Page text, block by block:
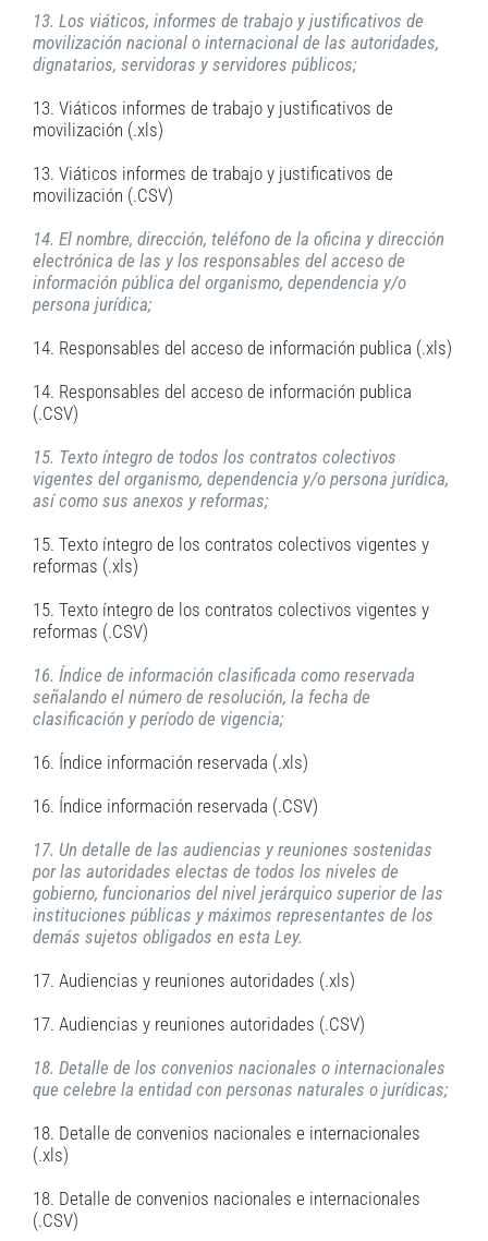
13. Los viáticos, informes de trabajo y justificativos de
movilización nacional o internacional de las autoridades,
dignatarios, servidoras y servidores públicos;
13. Viáticos informes de trabajo y justificativos de
movilización (.xls)
13. Viáticos informes de trabajo y justificativos de
movilización (.CSV)
14. El nombre, dirección, teléfono de la oficina y dirección
electrónica de las y los responsables del acceso de
información pública del organismo, dependencia y/o
persona jurídica;
14. Responsables del acceso de información publica (.xls)
14. Responsables del acceso de información publica
(.CSV)
15. Texto íntegro de todos los contratos colectivos
vigentes del organismo, dependencia y/o persona jurídica,
así como sus anexos y reformas;
15. Texto íntegro de los contratos colectivos vigentes y
reformas (.xls)
15. Texto íntegro de los contratos colectivos vigentes y
reformas (.CSV)
16. Índice de información clasificada como reservada
señalando el número de resolución, la fecha de
clasificación y período de vigencia;
16. Índice información reservada (.xls)
16. Índice información reservada (.CSV)
17. Un detalle de las audiencias y reuniones sostenidas
por las autoridades electas de todos los niveles de
gobierno, funcionarios del nivel jerárquico superior de las
instituciones públicas y máximos representantes de los
demás sujetos obligados en esta Ley.
17. Audiencias y reuniones autoridades (.xls)
17. Audiencias y reuniones autoridades (.CSV)
18. Detalle de los convenios nacionales o internacionales
que celebre la entidad con personas naturales o jurídicas;
18. Detalle de convenios nacionales e internacionales
(.xls)
18. Detalle de convenios nacionales e internacionales
(.CSV)